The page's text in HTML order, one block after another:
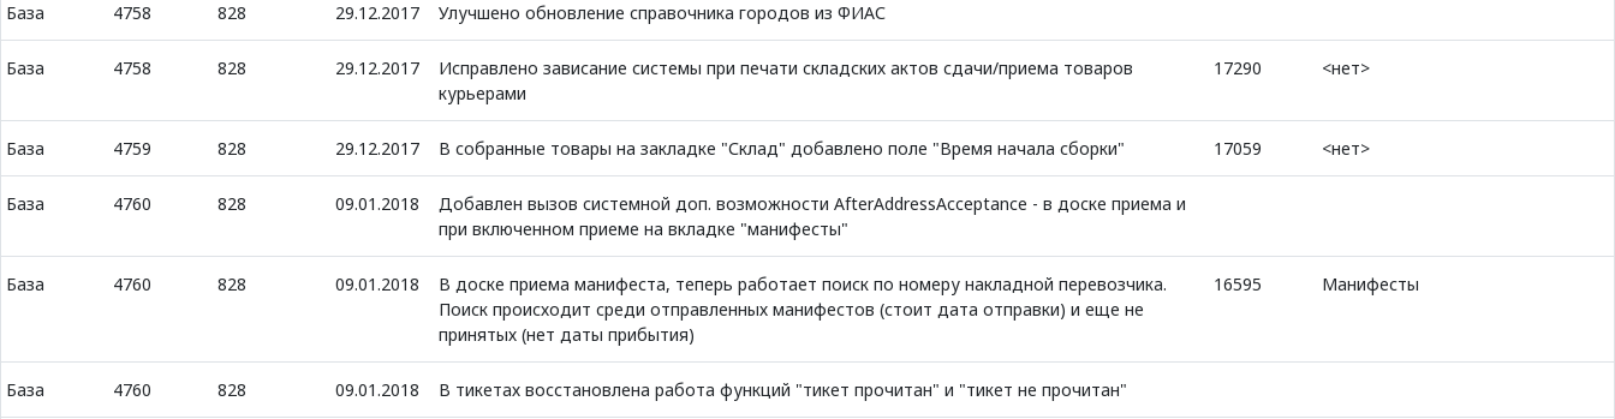
База 4758 828 29.12.2017 Улучшено обновление справочника городов из ФИАС
База 4758 828 29.12.2017
Исправлено зависание системы при печати складских актов сдачи/приема товаров
курьерами
17290 <нет>
База 4759 828 29.12.2017 В собранные товары на закладке "Склад" добавлено поле "Время начала сборки" 17059 <нет>
База 4760 828 09.01.2018
Добавлен вызов системной доп. возможности AfterAddressAcceptance - в доске приема и
при включенном приеме на вкладке "манифесты"
База 4760 828 09.01.2018
В доске приема манифеста, теперь работает поиск по номеру накладной перевозчика.
Поиск происходит среди отправленных манифестов (стоит дата отправки) и еще не
принятых (нет даты прибытия)
16595 Манифесты
База 4760 828 09.01.2018 В тикетах восстановлена работа функций "тикет прочитан" и "тикет не прочитан"